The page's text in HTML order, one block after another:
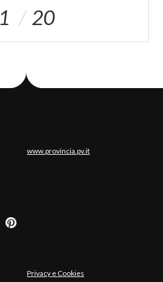
1 20
www.provincia.pv.it
Privacy e Cookies